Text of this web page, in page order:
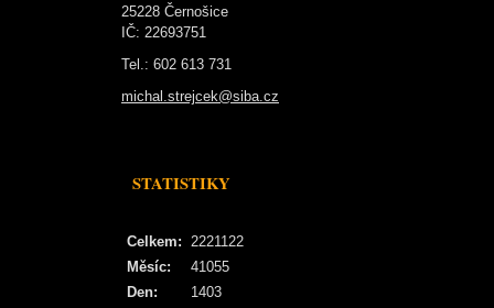
25228 Černošice
IČ: 22693751
Tel.: 602 613 731
michal.strejcek@siba.cz
STATISTIKY
Celkem: 2221122
Měsíc:
41055
Den:
1403